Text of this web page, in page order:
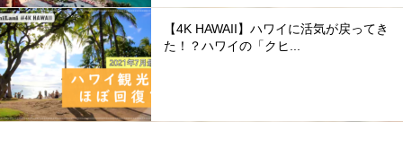
【4K HAWAII】ハワイに活気が戻ってき
た！？ハワイの「クヒ...